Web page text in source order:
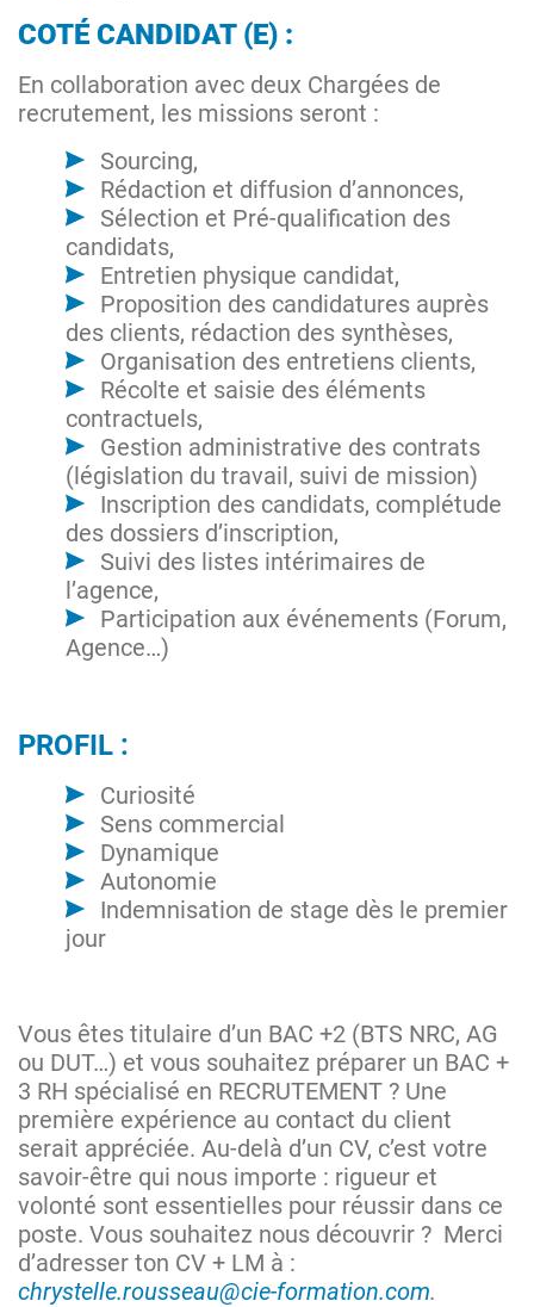
COTÉ CANDIDAT (E) :
En collaboration avec deux Chargées de
recrutement, les missions seront :
Sourcing,
Rédaction et diffusion d’annonces,
Sélection et Pré-qualification des
candidats,
Entretien physique candidat,
Proposition des candidatures auprès
des clients, rédaction des synthèses,
Organisation des entretiens clients,
Récolte et saisie des éléments
contractuels,
Gestion administrative des contrats
(législation du travail, suivi de mission)
Inscription des candidats, complétude
des dossiers d’inscription,
Suivi des listes intérimaires de
l’agence,
Participation aux événements (Forum,
Agence…)
PROFIL :
Curiosité
Sens commercial
Dynamique
Autonomie
Indemnisation de stage dès le premier
jour
Vous êtes titulaire d’un BAC +2 (BTS NRC, AG
ou DUT…) et vous souhaitez préparer un BAC +
3 RH spécialisé en RECRUTEMENT ? Une
première expérience au contact du client
serait appréciée. Au-delà d’un CV, c’est votre
savoir-être qui nous importe : rigueur et
volonté sont essentielles pour réussir dans ce
poste. Vous souhaitez nous découvrir ? Merci
d’adresser ton CV + LM à :
chrystelle.rousseau@cie-formation.com.